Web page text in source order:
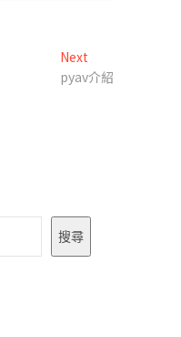
Next
post:
pyav介紹
搜尋